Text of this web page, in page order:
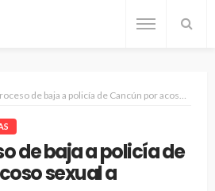
de baja a policía de Cancún por acoso sexual a menores
de baja a policía de
sexual a